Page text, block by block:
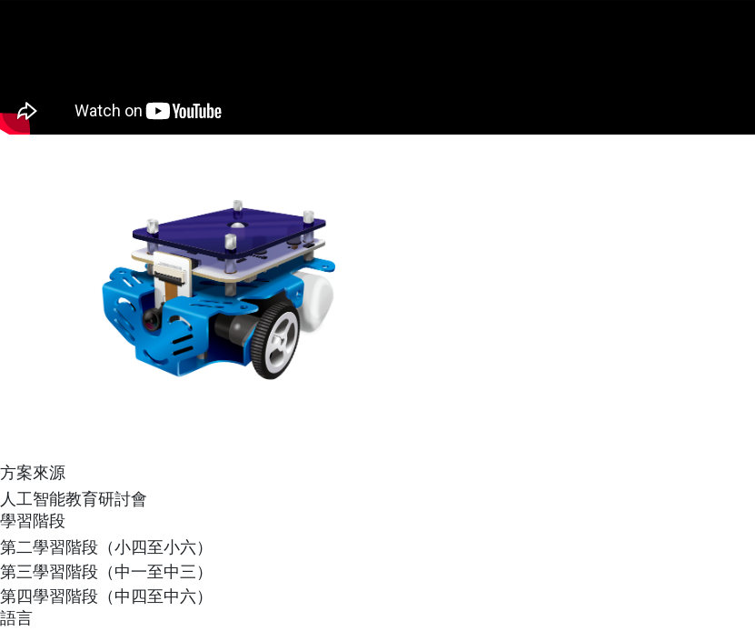
方案來源
人工智能教育研討會
學習階段
第二學習階段（小四至小六）
第三學習階段（中一至中三）
第四學習階段（中四至中六）
語言